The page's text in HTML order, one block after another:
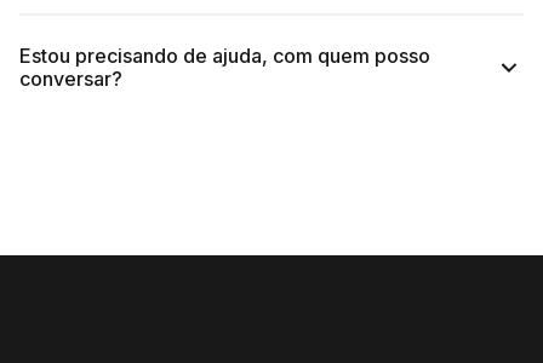
Estou precisando de ajuda, com quem posso
conversar?
(11) 4118-3816.